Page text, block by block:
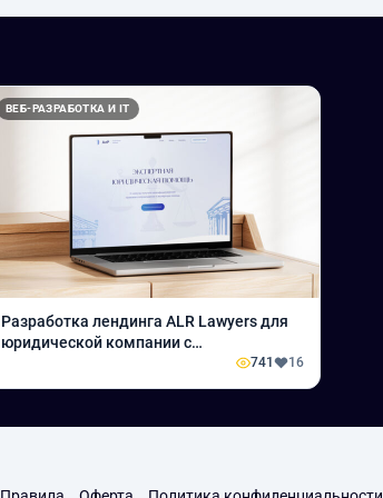
ВЕБ-РАЗРАБОТКА И IT
Разработка лендинга ALR Lawyers для
юридической компании с
741 16